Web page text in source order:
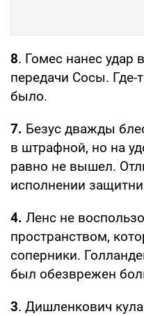
8. Гомес нанес удар
передачи Сосы. Где-
было.
7. Безус дважды
в штрафной, но на
равно не вышел.
исполнении
4. Ленс не
пространством,
соперники.
был обезврежен
3. Дишленкович